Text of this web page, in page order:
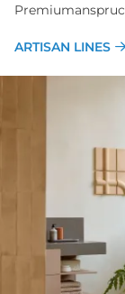
ARTISAN LINES